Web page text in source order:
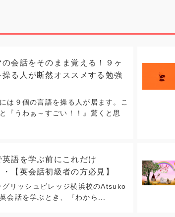
の会話をそのまま覚える！９ヶ
操る人が断然オススメする勉強
は９個の言語を操る人が居ます。こ
『うわぁ～すごい！！』驚くと思
英語を学ぶ前にこれだけ
・【英会話初級者の方必見】
グリッシュビレッジ横浜校のAtsuko
会話を学ぶとき、『わから...